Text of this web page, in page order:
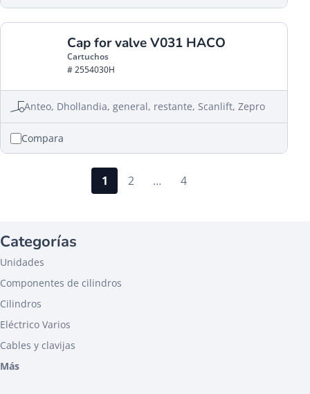
Cap for valve V031 HACO
Cartuchos
# 2554030H
Anteo, Dhollandia, general, restante, Scanlift, Zepro
Compara
1 2 … 4
Categorías
Unidades
Componentes de cilindros
Cilindros
Eléctrico Varios
Cables y clavijas
Más